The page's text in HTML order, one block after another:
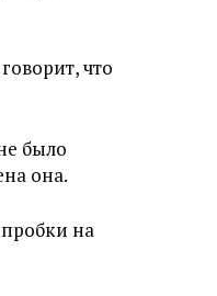
что
было
она.
на